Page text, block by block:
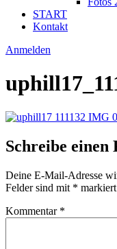
START
Kontakt
Anmelden
Schreibe
Deine E-Mail-Adresse
Felder sind mit * markiert
Kommentar *